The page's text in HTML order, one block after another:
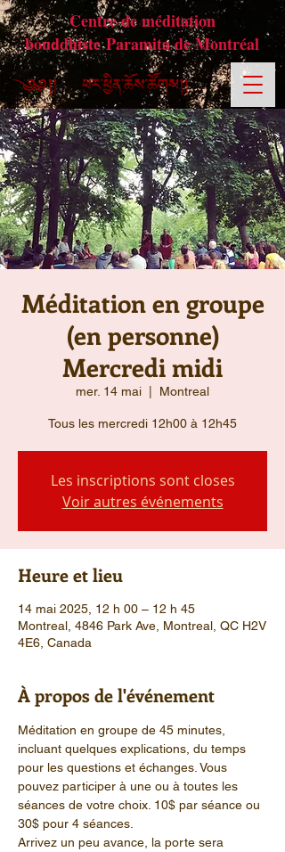
Centre de méditation
bouddhiste Paramita de Montréal
Méditation en groupe
(en personne)
Mercredi midi
mer. 14 mai Montreal
Tous les mercredi 12h00 à 12h45
Les inscriptions sont closes
Voir autres événements
Heure et lieu
14 mai 2025, 12 h 00 – 12 h 45
Montreal, 4846 Park Ave, Montreal, QC H2V
4E6, Canada
À propos de l'événement
Méditation en groupe de 45 minutes,
incluant quelques explications, du temps
pour les questions et échanges. Vous
pouvez participer à une ou à toutes les
séances de votre choix. 10$ par séance ou
30$ pour 4 séances.
Arrivez un peu avance, la porte sera